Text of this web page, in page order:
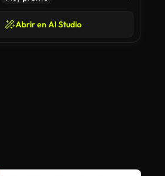
Abrir en AI Studio